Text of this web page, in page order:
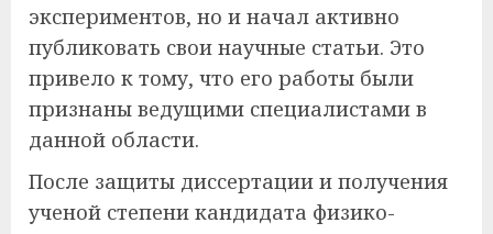
экспериментов, но и начал активно
публиковать свои научные статьи. Это
привело к тому, что его работы были
признаны ведущими специалистами в
данной области.
После защиты диссертации и получения
ученой степени кандидата физико-